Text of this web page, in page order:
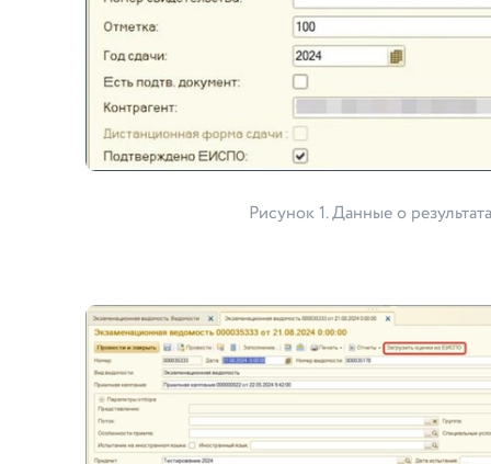
Рисунок 1. Данные о